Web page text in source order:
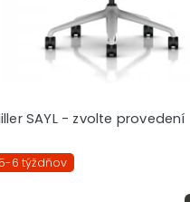
SAYL - zvolte provedení
6 týždňov